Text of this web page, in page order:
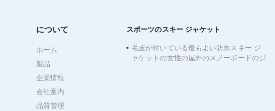
について
ホーム
製品
企業情報
会社案内
品質管理
スポーツのスキー ジャケット
毛皮が付いている最もよい防水スキー ジ
ャケットの女性の屋外のスノーボードのジ